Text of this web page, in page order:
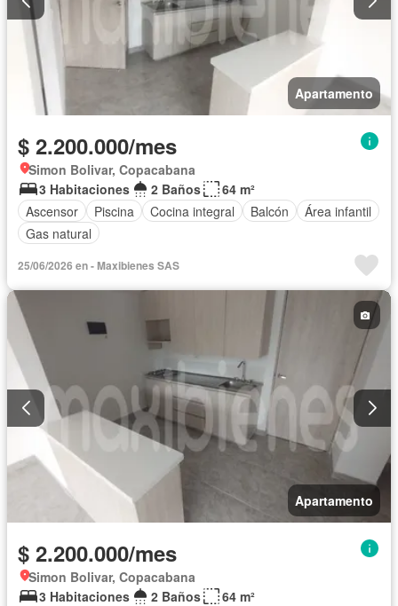
Apartamento
$ 2.200.000/mes
Simon Bolivar, Copacabana
3 Habitaciones
2 Baños
64 m²
Ascensor
Piscina Cocina integral Balcón
Área infantil
Gas natural
25/06/2026 en - Maxibienes SAS
Apartamento
$ 2.200.000/mes
Simon Bolivar, Copacabana
3 Habitaciones
2 Baños
64 m²